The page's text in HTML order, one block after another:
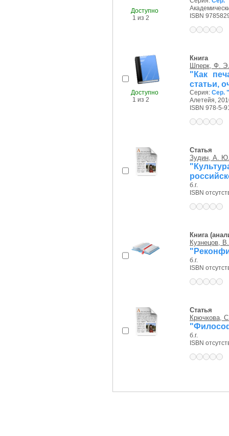
Доступно
1 из 2
ISBN
Доступно
1 из 2
Книга
Шперк, Ф. Э.
"Как
статьи,
Серия: Сер.
Алетейя,
ISBN 978-5-
Статья
Зудин, А.
б.г.
ISBN
Книга
Кузнецов, В.
б.г.
ISBN
Статья
Крючкова,
б.г.
ISBN